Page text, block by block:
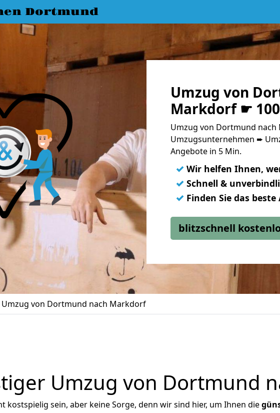
Dortmund
Umzug von
Markdorf ☛
Umzug von Dortmund nach
Umzugsunternehmen ➨
Angebote in 5 Min.
✓ Wir helfen Ihnen,
✓ Schnell &
✓ Finden Sie das
blitzschnell
Umzug von Dortmund nach Markdorf
Umzug von Dortmund
kostspielig sein, aber keine Sorge, denn wir sind hier, um Ihnen die